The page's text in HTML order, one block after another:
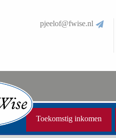
pjeelof@fwise.nl
Toekomstig inkomen